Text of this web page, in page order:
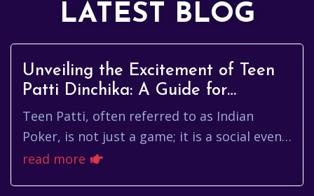
LATEST BLOG
Unveiling the Excitement of Teen
Patti Dinchika: A Guide for
Enthusiasts
Teen Patti, often referred to as Indian
Poker, is not just a game; it is a social event
that brings together friends and families
read more